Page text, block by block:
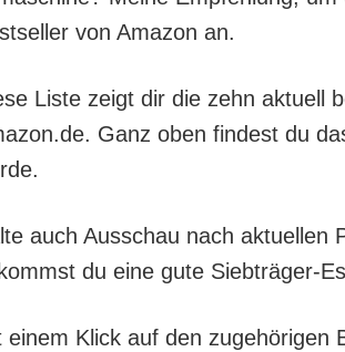
von Ama­zon an.
Lis­te zeigt dir die zehn aktu­ell
Ganz oben fin­dest du
auch Aus­schau nach aktu­el­len
du eine gute Sieb­trä­ger-
einem Klick auf den zuge­hö­ri­gen